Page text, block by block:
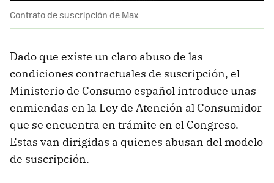
Contrato de suscripción de Max
Dado que existe un claro abuso de las
condiciones contractuales de suscripción, el
Ministerio de Consumo español introduce unas
enmiendas en la Ley de Atención al Consumidor
que se encuentra en trámite en el Congreso.
Estas van dirigidas a quienes abusan del modelo
de suscripción.